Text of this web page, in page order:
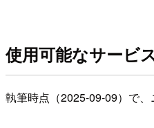
使用可能なサービ
執筆時点（2025-09-09）で